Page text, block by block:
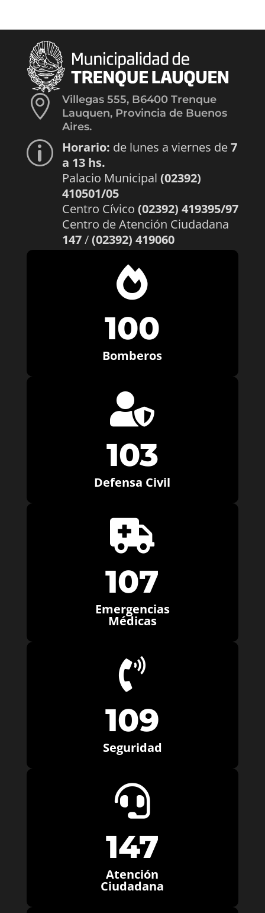

Villegas 555, B6400 Trenque
Lauquen, Provincia de Buenos
Aires.
p Horario: de lunes a viernes de7
a 13 hs.
Palacio Municipal (02392)
410501/05
Centro Cívico (02392) 419395/97
Centro de Atención Ciudadana
147/(02392) 419060

100
Bomberos

103
Defensa Civil

107
Emergencias
Médicas

109
Seguridad

147
Atención
Ciudadana